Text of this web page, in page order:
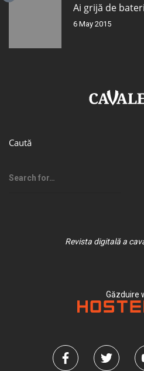
Ai grijă de
6 May 2015
Caută
Revista digitală a
Găzduire